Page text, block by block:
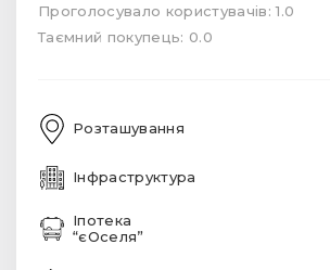
Проголосувало користувачів: 1.0
Таємний покупець: 0.0
Розташування
Інфраструктура
Іпотека
“єОселя”